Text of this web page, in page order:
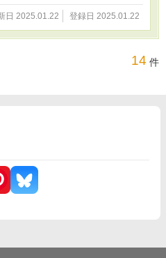
日 2025.01.22 登録日 2025.01.22
14 件